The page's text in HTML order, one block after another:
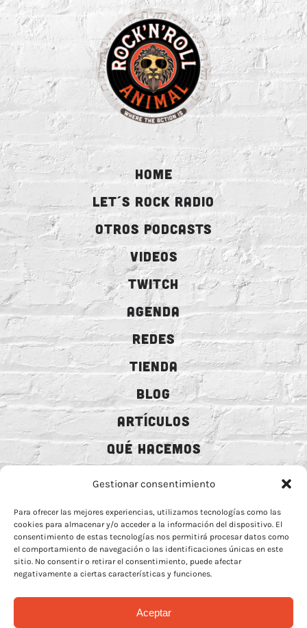
Gestionar consentimiento
Para ofrecer las mejores experiencias, utilizamos tecnologías como las
cookies para almacenar y/o acceder a la información del dispositivo. El
consentimiento de estas tecnologías nos permitirá procesar datos como
el comportamiento de navegación o las identificaciones únicas en este
sitio. No consentir o retirar el consentimiento, puede afectar
negativamente a ciertas características y funciones.
Aceptar
HOME
LET´S ROCK RADIO
OTROS PODCASTS
VIDEOS
TWITCH
AGENDA
REDES
TIENDA
BLOG
ARTÍCULOS
QUÉ HACEMOS
MECENAZGO
CONTACTO
BIO